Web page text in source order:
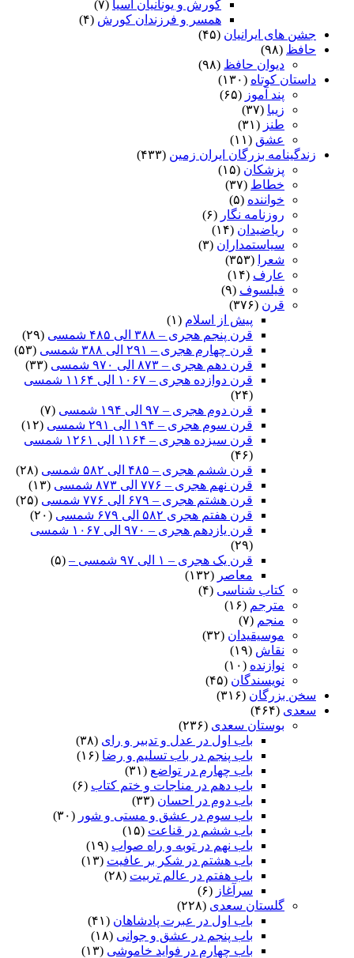
کورش و یونانیان آسیا (۷)
همسر و فرزندان کورش (۴)
جشن های ایرانیان (۴۵)
حافظ (۹۸)
دیوان حافظ (۹۸)
داستان کوتاه (۱۳۰)
پند آموز (۶۵)
زیبا (۳۷)
طنز (۳۱)
عشق (۱۱)
زندگینامه بزرگان ایران زمین (۴۳۳)
پزشکان (۱۵)
خطاط (۳۷)
خواننده (۵)
روزنامه نگار (۶)
ریاضیدان (۱۴)
سیاستمداران (۳)
شعرا
(۳۵۳)
عارف (۱۴)
فیلسوف (۹)
قرن (۳۷۶)
پیش از اسلام (۱)
قرن پنجم هجری – ۳۸۸ الی ۴۸۵ شمسی
(۲۹)
قرن چهارم هجری – ۲۹۱ الی ۳۸۸ شمسی
(۵۳)
قرن دهم هجری – ۸۷۳ الی ۹۷۰ شمسی
(۳۳)
قرن دوازده هجری – ۱۰۶۷ الی ۱۱۶۴ شمسی
(۲۴)
قرن دوم هجری – ۹۷ الی ۱۹۴ شمسی
(۷)
قرن سوم هجری – ۱۹۴ الی ۲۹۱ شمسی
(۱۲)
قرن سیزده هجری – ۱۱۶۴ الی ۱۲۶۱ شمسی
(۴۶)
قرن ششم هجری – ۴۸۵ الی ۵۸۲ شمسی
(۲۸)
قرن نهم هجری – ۷۷۶ الی ۸۷۳ شمسی
(۱۳)
قرن هشتم هجری – ۶۷۹ الی ۷۷۶ شمسی
(۲۵)
قرن هفتم هجری ۵۸۲ الی ۶۷۹ شمسی
(۲۰)
قرن یازدهم هجری – ۹۷۰ الی ۱۰۶۷ شمسی
(۲۹)
قرن یک هجری – ۱ الی ۹۷ شمسی –
(۵)
معاصر (۱۳۲)
کتاب شناسی (۴)
مترجم (۱۶)
منجم (۷)
موسیقیدان (۳۲)
نقاش (۱۹)
نوازنده (۱۰)
نویسندگان (۴۵)
سخن بزرگان (۳۱۶)
سعدی (۴۶۴)
بوستان سعدی (۲۳۶)
باب اول در عدل و تدبیر و رای (۳۸)
باب پنجم در باب تسلیم و رضا (۱۶)
باب چهارم در تواضع (۳۱)
باب دهم در مناجات و ختم کتاب (۶)
باب دوم در احسان (۳۳)
باب سوم در عشق و مستی و شور (۳۰)
باب ششم در قناعت (۱۵)
باب نهم در توبه و راه صواب (۱۹)
باب هشتم در شکر بر عافیت (۱۳)
باب هفتم در عالم تربیت (۲۸)
سرآغاز (۶)
گلستان سعدی (۲۲۸)
باب اول در عبرت پادشاهان (۴۱)
باب پنجم در عشق و جوانى (۱۸)
باب چهارم در فواید خاموشى (۱۳)